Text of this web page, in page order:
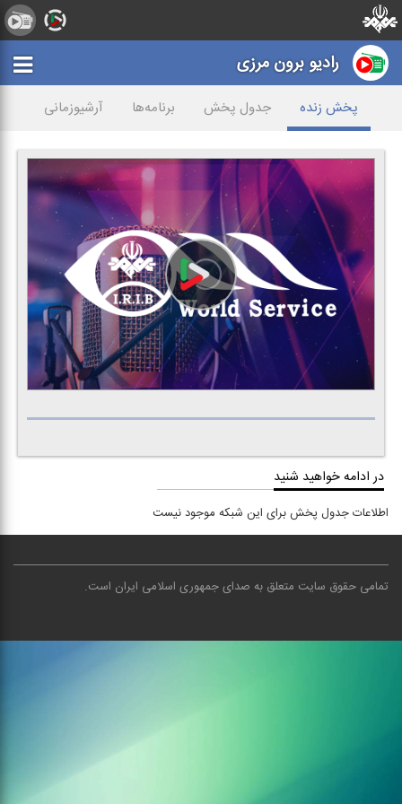
رادیو برون مرزی
پخش زنده جدول پخش برنامه‌ها آرشیوزمانی
در ادامه خواهید شنید
اطلاعات جدول پخش برای این شبکه موجود نیست
تمامی حقوق سایت متعلق به صدای جمهوری اسلامی ایران است.